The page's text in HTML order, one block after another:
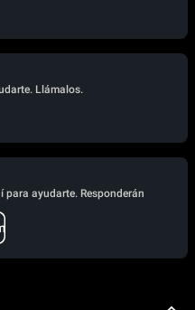
Llámalos.
ayudarte. Responderán